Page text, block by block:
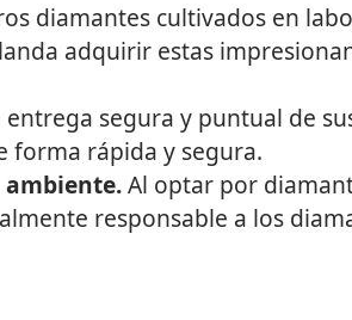
diamantes cultivados en
adquirir estas
segura y puntual de
forma rápida y segura.
ambiente.Al optar por
responsable a los